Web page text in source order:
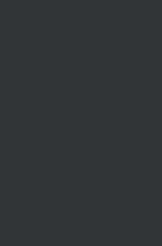
– Tính bền
– Chi phí thấp
– Vận chuyển